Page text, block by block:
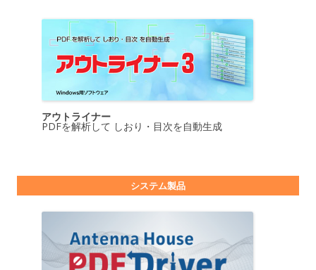
アウトライナー
PDFを解析して しおり・目次を自動生成
システム製品